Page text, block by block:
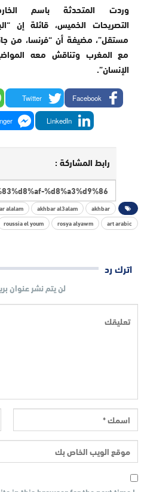
وردت المتحدثة باسم
التصريحات الخميس، قائلة إن
مستقل”، مضيفة أن “فرنسا، من
مع المغرب وتناقش معه
الإنسان”.
Facebook
Twitter
LinkedIn
رابط المشاركة :
akhbar
akhbar al3alam
alalam
art arabic
rosya alyawm
roussia el youm
اترك رد
لن يتم نشر عنوان